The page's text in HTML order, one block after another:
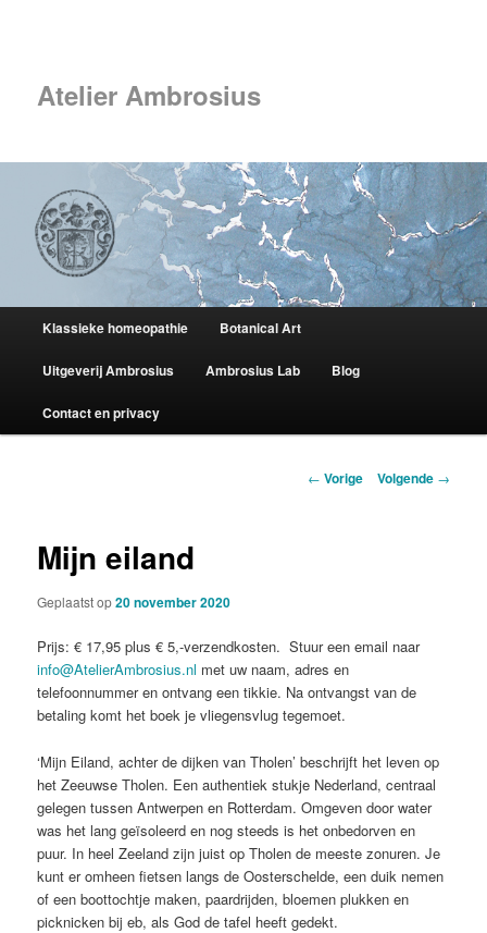
inhoudAtelier Ambrosius
Klassieke homeopathie Botanical Art
Uitgeverij Ambrosius Ambrosius Lab Blog
Contact en privacy
Berichtnavigatie
← Vorige Volgende →
Mijn eiland
Geplaatst op20 november 2020
Prijs: € 17,95 plus € 5,-verzendkosten. Stuur een email naar
info@AtelierAmbrosius.nl met uw naam, adres en
telefoonnummer en ontvang een tikkie. Na ontvangst van de
betaling komt het boek je vliegensvlug tegemoet.
‘Mijn Eiland, achter de dijken van Tholen’ beschrijft het leven op
het Zeeuwse Tholen. Een authentiek stukje Nederland, centraal
gelegen tussen Antwerpen en Rotterdam. Omgeven door water
was het lang geïsoleerd en nog steeds is het onbedorven en
puur. In heel Zeeland zijn juist op Tholen de meeste zonuren. Je
kunt er omheen fietsen langs de Oosterschelde, een duik nemen
of een boottochtje maken, paardrijden, bloemen plukken en
picknicken bij eb, als God de tafel heeft gedekt.